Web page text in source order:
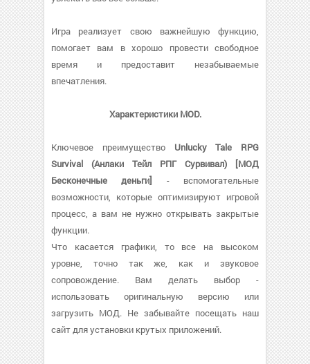
Игра реализует свою важнейшую функцию,
помогает вам в хорошо провести свободное
время и предоставит незабываемые
впечатления.
Характеристики MOD.
Ключевое преимущество Unlucky Tale RPG
Survival (Анлаки Тейл РПГ Сурвивал) [МОД
Бесконечные деньги] - вспомогательные
возможности, которые оптимизируют игровой
процесс, а вам не нужно открывать закрытые
функции.
Что касается графики, то все на высоком
уровне, точно так же, как и звуковое
сопровождение. Вам делать выбор -
использовать оригинальную версию или
загрузить МОД. Не забывайте посещать наш
сайт для установки крутых приложений.